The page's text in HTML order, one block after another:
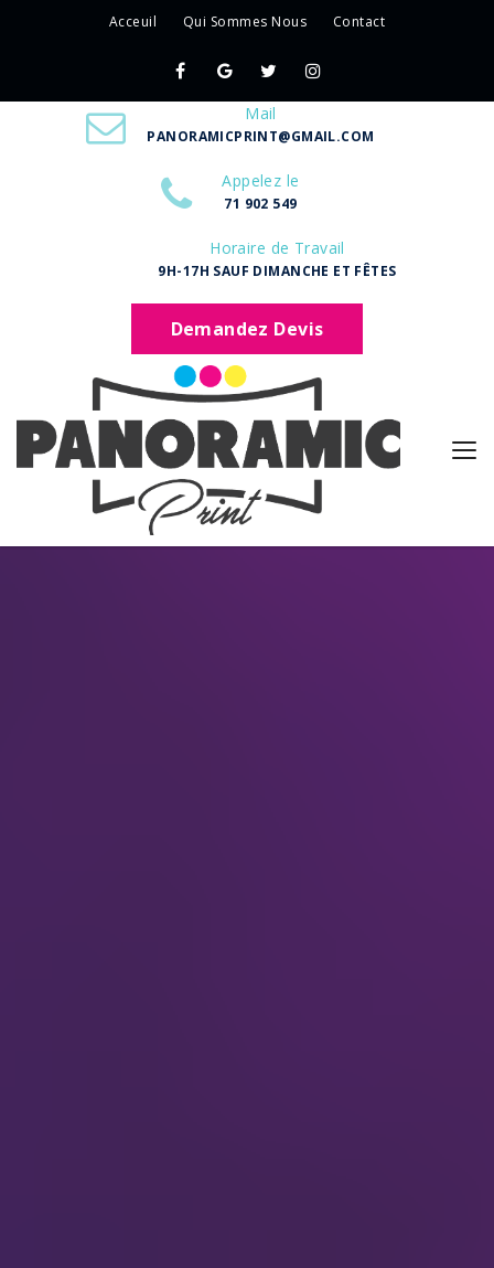
Acceuil Qui Sommes Nous Contact
Mail
PANORAMICPRINT@GMAIL.COM
Appelez le
71 902 549
Horaire de Travail
9H-17H SAUF DIMANCHE ET FÊTES
Demandez Devis